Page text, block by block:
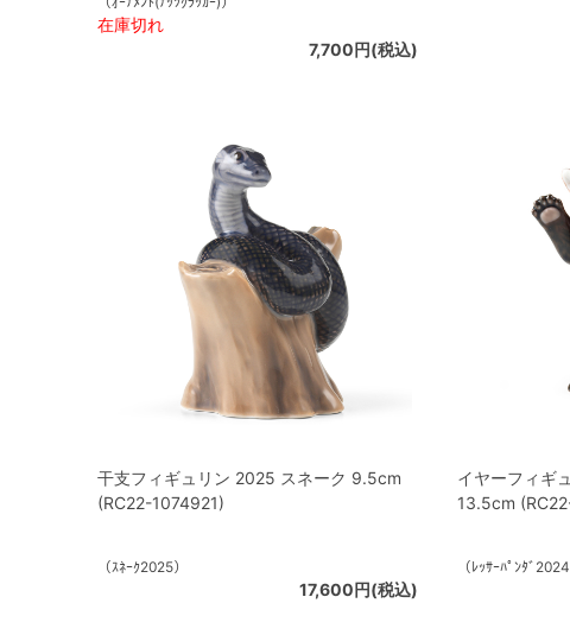
在庫切れ
7,700円(税込)
干支フィギュリン 2025 スネーク 9.5cm
(RC22-1074921)
（ｽﾈｰｸ2025）
17,600円(税込)
イヤーフィギ
13.5cm
（ﾚｯｻｰﾊﾟﾝﾀﾞ2024